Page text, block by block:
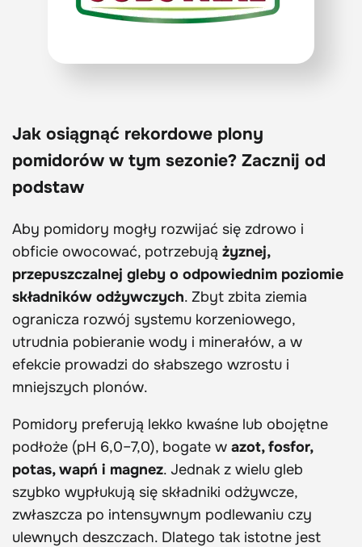
Jak osiągnąć rekordowe plony
pomidorów w tym sezonie? Zacznij od
podstaw
Aby pomidory mogły rozwijać się zdrowo i
obficie owocować, potrzebują żyznej,
przepuszczalnej gleby o odpowiednim poziomie
składników odżywczych. Zbyt zbita ziemia
ogranicza rozwój systemu korzeniowego,
utrudnia pobieranie wody i minerałów, a w
efekcie prowadzi do słabszego wzrostu i
mniejszych plonów.
Pomidory preferują lekko kwaśne lub obojętne
podłoże (pH 6,0–7,0), bogate w azot, fosfor,
potas, wapń i magnez. Jednak z wielu gleb
szybko wypłukują się składniki odżywcze,
zwłaszcza po intensywnym podlewaniu czy
ulewnych deszczach. Dlatego tak istotne jest